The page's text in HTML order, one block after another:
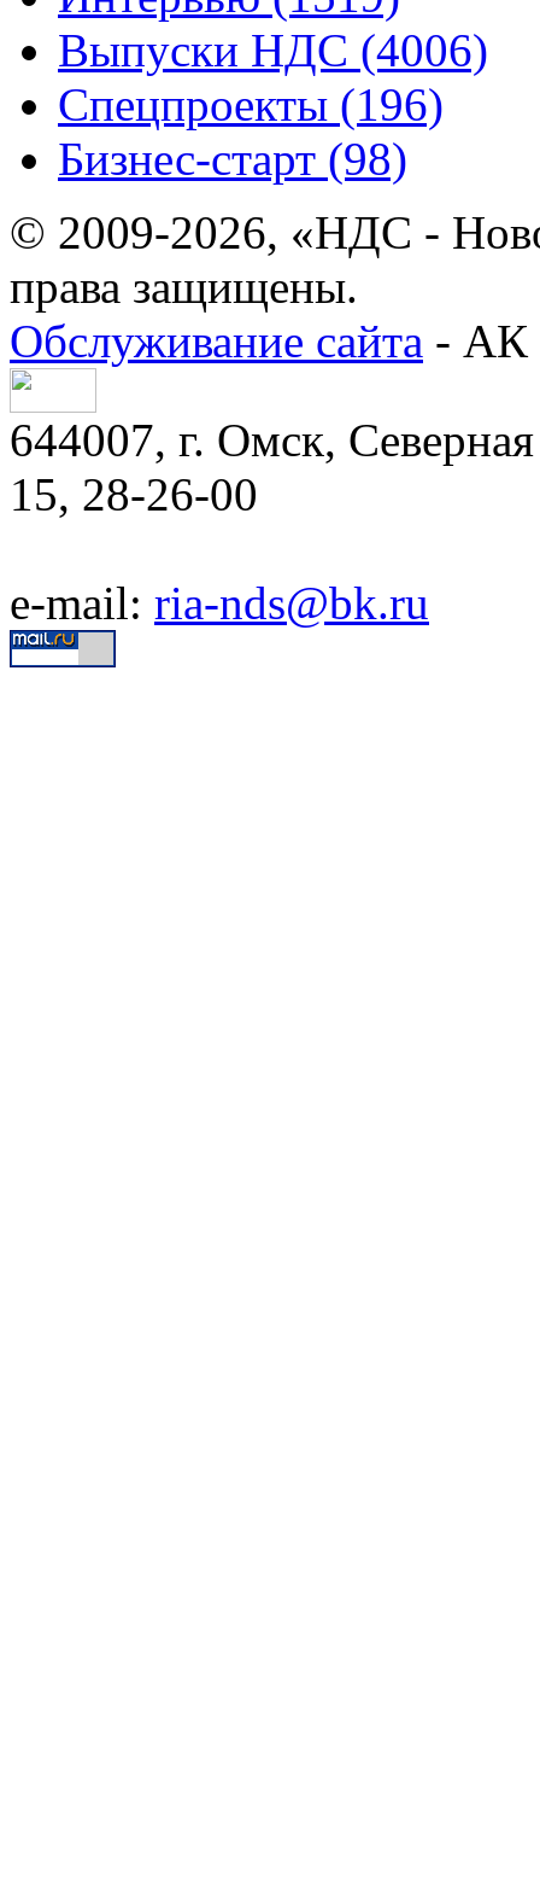
Выпуски НДС (4006)
Спецпроекты (196)
Бизнес-старт (98)
© 2009-2026, «НДС -
права защищены.
Обслуживание сайта - АК
644007, г. Омск,
15, 28-26-00
e-mail: ria-nds@bk.ru